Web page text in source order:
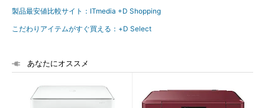
製品最安値比較サイト：ITmedia +D Shopping
こだわりアイテムがすぐ買える：+D Select
あなたにオススメ